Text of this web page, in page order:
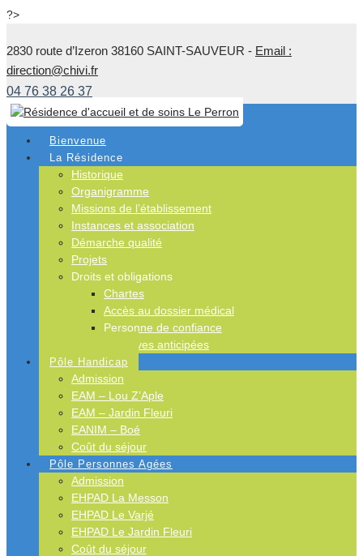
?>
2830 route d’Izeron 38160 SAINT-SAUVEUR - Email :
direction@chivi.fr
04 76 38 26 37
Bienvenue
La Résidence
Historique
Organigramme
Missions de l’établissement
Instances et association
Démarche qualité
Projets
Droits et obligations
Chartes
Accès au dossier médical
Personne de confiance
Directives anticipées
Pôle Handicap
Admission
EAM – Lou Z’Aple
EAM – Jardin Fleuri
EANIM – Boé
Coût du séjour
Pôle Personnes Agées
Admission
EHPAD La Messon
EHPAD Le Varjé
EHPAD Le Jardin Fleuri
Coût du séjour